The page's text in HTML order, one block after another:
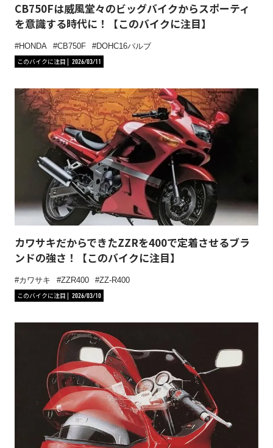
CB750Fは威風堂々のビッグバイクからスポーティ
を意識する時代に！【このバイクに注目】
HONDA CB750F
DOHC16バルブ
このバイクに注目
2026/03/11
カワサキだからできたZZRを400で定着させるブラ
ンドの強さ！【このバイクに注目】
カワサキ ZZR400
ZZ-R400
このバイクに注目
2026/03/10